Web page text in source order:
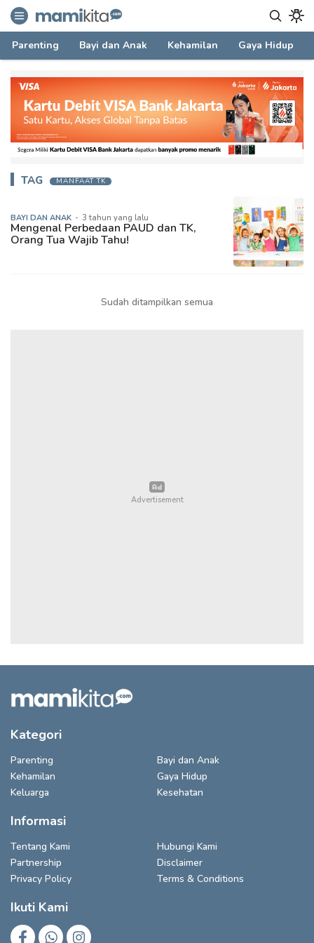
mamikita.com
Informasi Parenting untuk Mami Milenial
Parenting Bayi dan Anak Kehamilan Gaya Hidup
TAG MANFAAT TK
BAYI DAN ANAK - 3 tahun yang lalu
Mengenal Perbedaan PAUD dan TK,
Orang Tua Wajib Tahu!
Sudah ditampilkan semua
Kategori
Parenting
Bayi dan Anak
Kehamilan
Gaya Hidup
Keluarga
Kesehatan
Informasi
Tentang Kami
Hubungi Kami
Partnership
Disclaimer
Privacy Policy
Terms & Conditions
Ikuti Kami